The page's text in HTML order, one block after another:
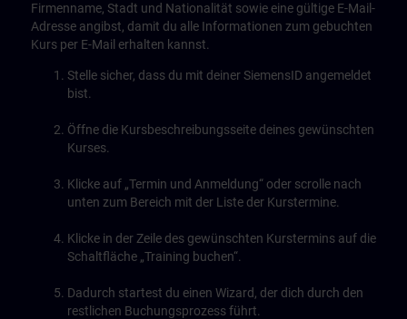
Firmenname, Stadt und Nationalität sowie eine gültige E-Mail-
Adresse angibst, damit du alle Informationen zum gebuchten
Kurs per E-Mail erhalten kannst.
Stelle sicher, dass du mit deiner SiemensID angemeldet
bist.
Öffne die Kursbeschreibungsseite deines gewünschten
Kurses.
Klicke auf „Termin und Anmeldung“ oder scrolle nach
unten zum Bereich mit der Liste der Kurstermine.
Klicke in der Zeile des gewünschten Kurstermins auf die
Schaltfläche „Training buchen“.
Dadurch startest du einen Wizard, der dich durch den
restlichen Buchungsprozess führt.